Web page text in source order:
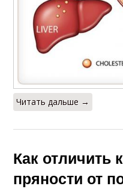
Читать дальше →
Как отличить
пряности от